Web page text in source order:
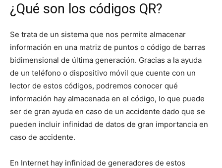
¿Qué son los códigos QR?
Se trata de un sistema que nos permite almacenar
información en una matriz de puntos o código de barras
bidimensional de última generación. Gracias a la ayuda
de un teléfono o dispositivo móvil que cuente con un
lector de estos códigos, podremos conocer qué
información hay almacenada en el código, lo que puede
ser de gran ayuda en caso de un accidente dado que se
pueden incluir infinidad de datos de gran importancia en
caso de accidente.
En Internet hay infinidad de generadores de estos